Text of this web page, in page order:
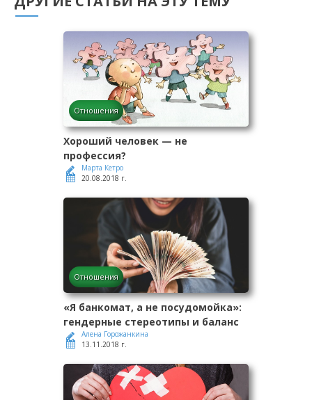
Отношения
Хороший человек — не
профессия?
Марта Кетро
20.08.2018 г.
Отношения
«Я банкомат, а не посудомойка»:
гендерные стереотипы и баланс
Алена Горожанкина
13.11.2018 г.